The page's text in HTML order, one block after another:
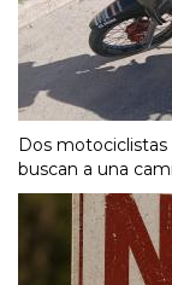
Dos motociclistas
buscan a una